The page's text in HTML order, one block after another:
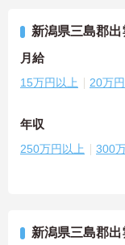
新潟県三島郡
月給
15万円以上 20万
年収
250万円以上 300
新潟県三島郡